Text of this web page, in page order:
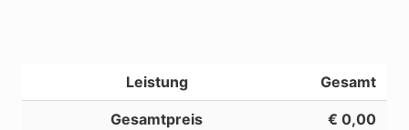
Leistung Gesamt
Gesamtpreis € 0,00